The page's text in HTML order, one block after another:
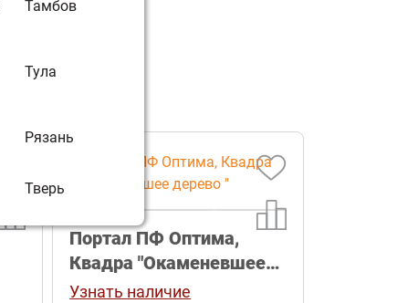
Тамбов
Тула
Рязань
Тверь
Портал ПФ Оптима,
Квадра "Окаменевшее
дерево "
Узнать наличие